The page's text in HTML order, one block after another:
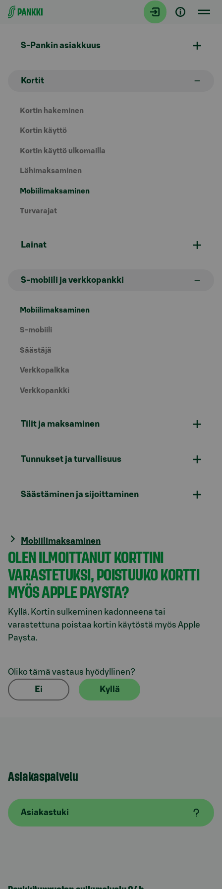
Siirry suoraan sisältöön
S-Pankin asiakkuus
Kortit
Kortin hakeminen
Kortin käyttö
Kortin käyttö ulkomailla
Lähimaksaminen
Mobiilimaksaminen
Turvarajat
Lainat
S-mobiili ja verkkopankki
Mobiilimaksaminen
S-mobiili
Säästäjä
Verkkopalkka
Verkkopankki
Tilit ja maksaminen
Tunnukset ja turvallisuus
Säästäminen ja sijoittaminen
Mobiilimaksaminen
OLEN ILMOITTANUT KORTTINI
VARASTETUKSI, POISTUUKO KORTTI
MYÖS APPLE PAYSTA?
Kyllä. Kortin sulkeminen kadonneena tai
varastettuna poistaa kortin käytöstä myös Apple
Paysta.
Oliko tämä vastaus hyödyllinen?
Ei Kyllä
Asiakaspalvelu
Asiakastuki